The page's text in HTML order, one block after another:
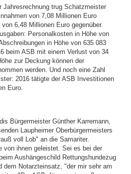
Jahresrechnung trug Schatzmeister
von 7,08 Millionen Euro
6,48 Millionen Euro gegenüber.
Personalkosten in Höhe von
in Höhe von 635 083
beim ASB mit einem Verlust von 34
zur Deckung können der
werden. Und noch eine Zahl
2016 tätigte der ASB Investitionen
Euro.
Bürgermeister Günther Karremann,
Laupheimer Oberbürgermeisters
voll Lob" an die Samariter.
von ihnen geleistet. Sei es bei der
Aushängeschild Rettungshundezug
dem Notarzteinsatz, "der mir sehr am